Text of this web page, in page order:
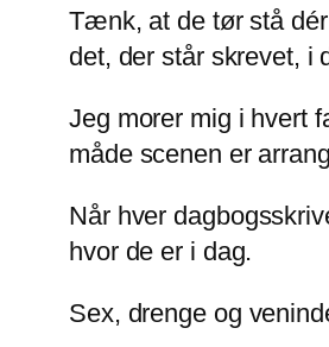
Tænk, at de tør stå
det, der står skrevet, i
Jeg morer mig i hvert
måde scenen er
Når hver
hvor de er i dag.
Sex, drenge og